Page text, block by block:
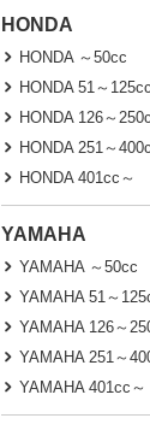
HONDA
HONDA ～50cc
HONDA 51～125cc
HONDA 126～
HONDA 251～
HONDA 401cc～
YAMAHA
YAMAHA ～50cc
YAMAHA 51～
YAMAHA 126～
YAMAHA 251～
YAMAHA 401cc～